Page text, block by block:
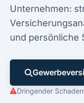
Unternehmen:
und persönliche
Dringender